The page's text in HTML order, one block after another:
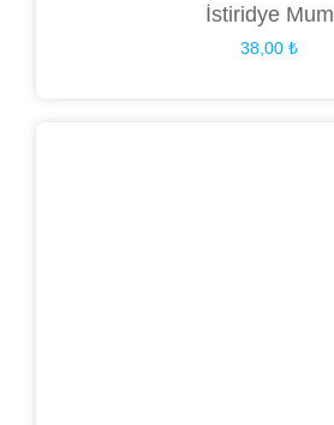
İstiridye Mum
38,00 ₺